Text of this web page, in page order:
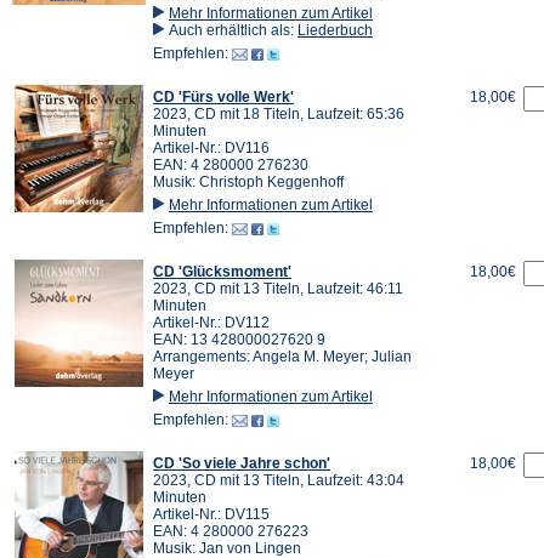
Mehr Informationen zum Artikel
Auch erhältlich als: Liederbuch
Empfehlen:
CD 'Fürs volle Werk'
2023, CD mit 18 Titeln, Laufzeit: 65:36
Minuten
Artikel-Nr.: DV116
EAN: 4 280000 276230
Musik: Christoph Keggenhoff
Mehr Informationen zum Artikel
Empfehlen:
18,00€
CD 'Glücksmoment'
2023, CD mit 13 Titeln, Laufzeit: 46:11
Minuten
Artikel-Nr.: DV112
EAN: 13 428000027620 9
Arrangements: Angela M. Meyer; Julian
Meyer
Mehr Informationen zum Artikel
Empfehlen:
18,00€
CD 'So viele Jahre schon'
2023, CD mit 13 Titeln, Laufzeit: 43:04
Minuten
Artikel-Nr.: DV115
EAN: 4 280000 276223
Musik: Jan von Lingen
18,00€